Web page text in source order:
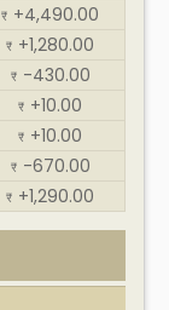
₹ +4,490.00
₹ +1,280.00
₹ -430.00
₹ +10.00
₹ +10.00
₹ -670.00
₹ +1,290.00